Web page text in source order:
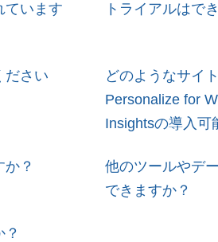
ています
トライアルはで
ださい
どのようなサイ
Personalize for
Insightsの導入可
？
他のツールやデ
できますか？